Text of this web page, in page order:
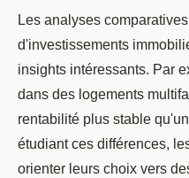
Les analyses
d'investissements
insights intéressants. Par
dans des logements
rentabilité plus stable
étudiant ces différences,
orienter leurs choix vers